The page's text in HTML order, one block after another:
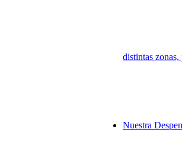
distintas
Nuestra